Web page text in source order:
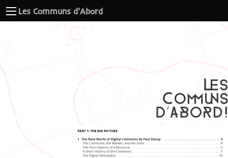
Les Communs d'Abord